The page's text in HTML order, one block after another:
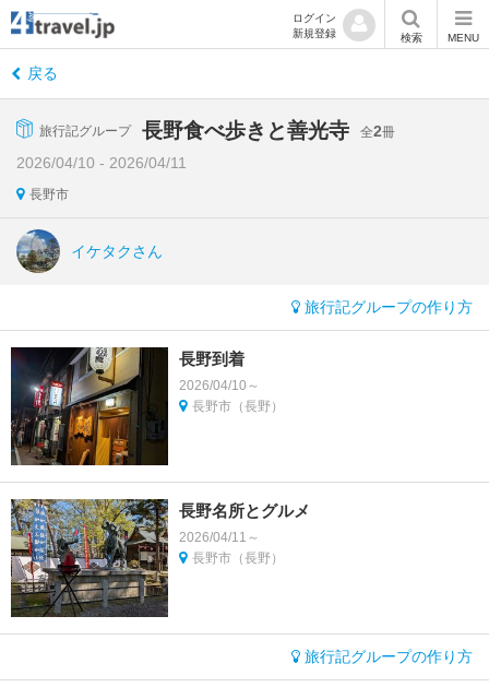
ログイン
新規登録
検索 MENU
戻る
旅行記グループ 長野食べ歩きと善光寺 全2冊
2026/04/10 - 2026/04/11
長野市
イケタクさん
旅行記グループの作り方
長野到着
2026/04/10～
長野市（長野）
長野名所とグルメ
2026/04/11～
長野市（長野）
旅行記グループの作り方